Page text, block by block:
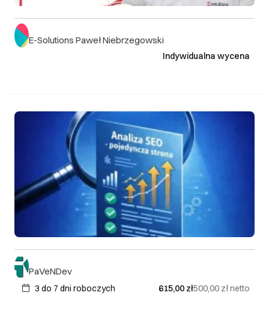
E-Solutions Paweł Niebrzegowski
Indywidualna wycena
PaVeNDev
3 do 7 dni roboczych 615,00 zł500,00 złnetto